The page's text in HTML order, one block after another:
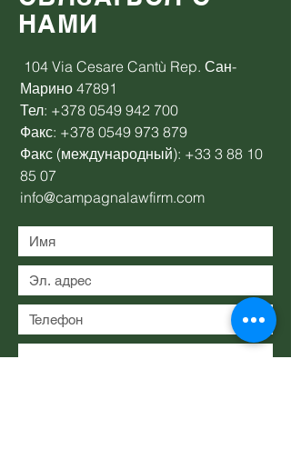
НАМИ
104 Via Cesare Cantù Rep. Сан-
Марино 47891
Тел: +378 0549 942 700
Факс: +378 0549 973 879
Факс (международный): +33 3 88 10
85 07
info@campagnalawfirm.com